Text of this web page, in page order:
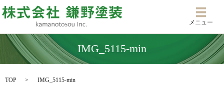
メニ
メニュー
IMG_5115-min
TOP IMG_5115-min